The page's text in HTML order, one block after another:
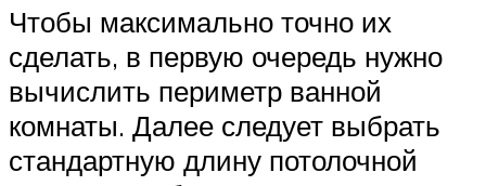
Чтобы максимально точно их
сделать, в первую очередь нужно
вычислить периметр ванной
комнаты. Далее следует выбрать
стандартную длину потолочной